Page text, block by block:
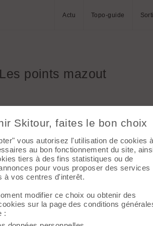
Actu Topo-guide
Les points mazout
réflechir et à gérer ses contradictions.
un max de deltaplane, donc
de buts météo (vent, pas
Skitour, faites le bon choix
vous autorisez l'utilisation de cookies à
au bon fonctionnement du site,
tiers à des fins statistiques ou de
pour vous proposer des services
à vos centres d'interêt.
modifier ce choix ou obtenir des
sur la page des conditions
: